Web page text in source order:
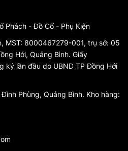
phí mà vẫn sở hữu một chiếc
: Đội ngũ nhân viên chuyên nghiệp
tôi luôn sẵn sàng hỗ trợ và tư
Phách - Đồ Cổ - Phụ Kiện
MST: 8000467279-001, trụ sở: 05
Hới, Quảng Bình. Giấy
ký lần đầu do UBND TP Đồng Hới
Phùng, Quảng Bình. Kho hàng: